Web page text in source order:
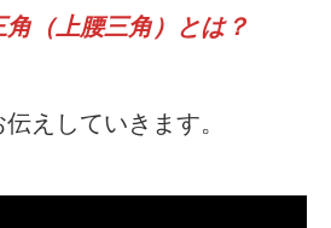
（上腰三角）とは？
えしていきます。